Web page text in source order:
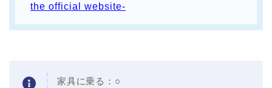
the official website-
家具に乗る：○